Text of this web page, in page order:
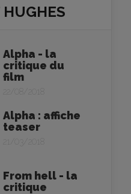
Alpha - la
critique du
film
22/08/2018
Alpha : affiche
teaser
21/03/2018
From hell - la
critique